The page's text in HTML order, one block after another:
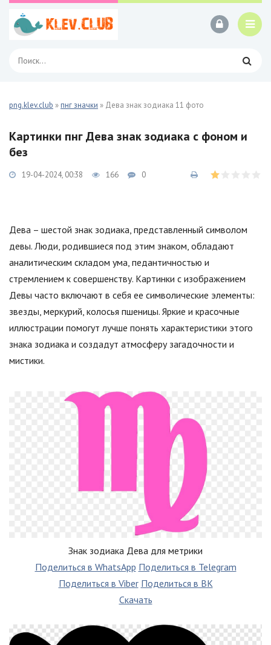
png.klev.club »пнг значки » Дева знак зодиака 11 фото
Картинки пнг Дева знак зодиака с фоном и
без
19-04-2024, 00:38 166 0
Дева – шестой знак зодиака, представленный символом
девы. Люди, родившиеся под этим знаком, обладают
аналитическим складом ума, педантичностью и
стремлением к совершенству. Картинки с изображением
Девы часто включают в себя ее символические элементы:
звезды, меркурий, колосья пшеницы. Яркие и красочные
иллюстрации помогут лучше понять характеристики этого
знака зодиака и создадут атмосферу загадочности и
мистики.
Знак зодиака Дева для метрики
Поделиться в WhatsApp Поделиться в Telegram
Поделиться в Viber Поделиться в ВК
Скачать